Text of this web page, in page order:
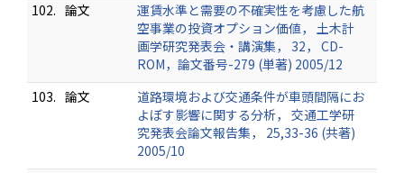
102. 論文
運賃水準と需要の不確実性を考慮した航
空事業の投資オプション価値， 土木計
画学研究発表会・講演集， 32， CD-
ROM，論文番号-279 (単著) 2005/12
103. 論文
道路環境および交通条件が車頭間隔にお
よぼす影響に関する分析， 交通工学研
究発表会論文報告集， 25,33-36 (共著)
2005/10